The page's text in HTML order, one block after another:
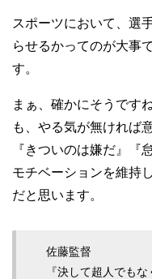
スポーツにおいて、選
らせるかってのが大事
す。
まぁ、確かにそうです
も、やる気が無ければ
『きついのは嫌だ』『
モチベーションを維持
だと思います。
佐藤監督
『決して超人でも